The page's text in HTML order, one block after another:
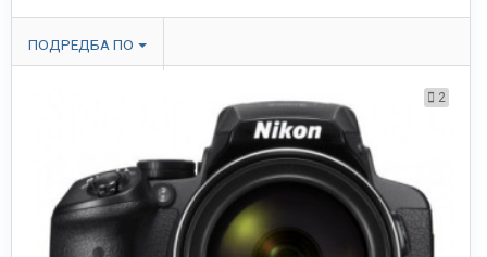
ПОДРЕДБА ПО
2